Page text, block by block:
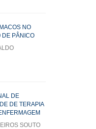
NO
DE PÂNICO
DE
DE TERAPIA
SOUTO